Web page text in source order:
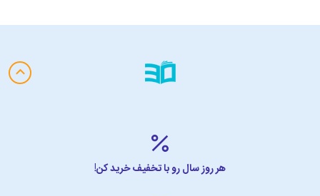
والدین و معلمانی که به دنبال منبعی جذاب و آموزشی برای تمرین زبان
سخن پایانیهر روز سال رو با تخفیف خرید کن!